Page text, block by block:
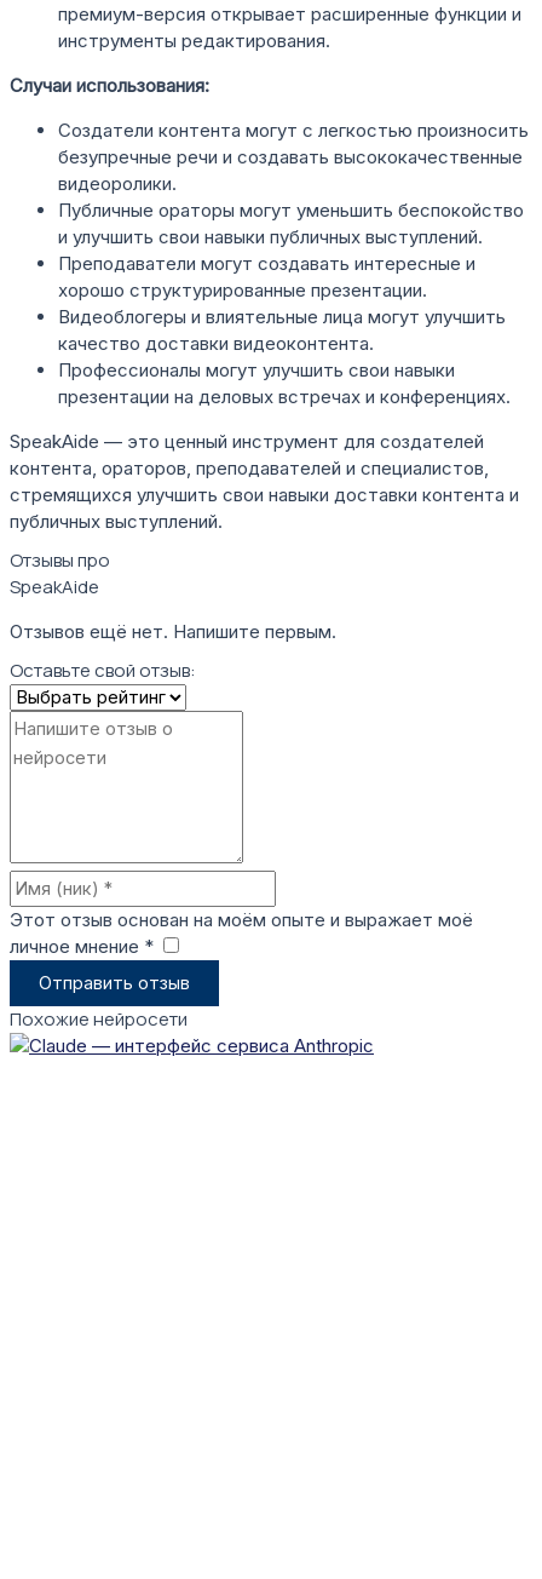
премиум-версия открывает расширенные функции и
инструменты редактирования.
Случаи использования:
Создатели контента могут с легкостью произносить
безупречные речи и создавать высококачественные
видеоролики.
Публичные ораторы могут уменьшить беспокойство
и улучшить свои навыки публичных выступлений.
Преподаватели могут создавать интересные и
хорошо структурированные презентации.
Видеоблогеры и влиятельные лица могут улучшить
качество доставки видеоконтента.
Профессионалы могут улучшить свои навыки
презентации на деловых встречах и конференциях.
SpeakAide — это ценный инструмент для создателей
контента, ораторов, преподавателей и специалистов,
стремящихся улучшить свои навыки доставки контента и
публичных выступлений.
Отзывы про
SpeakAide
Отзывов ещё нет. Напишите первым.
Оставьте свой отзыв:
Этот отзыв основан на моём опыте и выражает моё
личное мнение *
Отправить отзыв
Похожие нейросети